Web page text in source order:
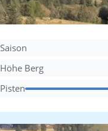
Saison
Höhe Berg
Pisten